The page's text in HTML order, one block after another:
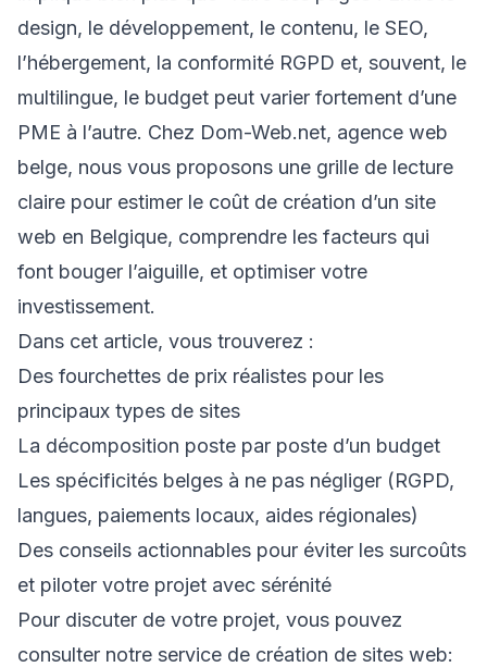
design, le développement, le contenu, le SEO,
l’hébergement, la conformité RGPD et, souvent, le
multilingue, le budget peut varier fortement d’une
PME à l’autre. Chez Dom-Web.net, agence web
belge, nous vous proposons une grille de lecture
claire pour estimer le coût de création d’un site
web en Belgique, comprendre les facteurs qui
font bouger l’aiguille, et optimiser votre
investissement.
Dans cet article, vous trouverez :
Des fourchettes de prix réalistes pour les
principaux types de sites
La décomposition poste par poste d’un budget
Les spécificités belges à ne pas négliger (RGPD,
langues, paiements locaux, aides régionales)
Des conseils actionnables pour éviter les surcoûts
et piloter votre projet avec sérénité
Pour discuter de votre projet, vous pouvez
consulter notre service de création de sites web: